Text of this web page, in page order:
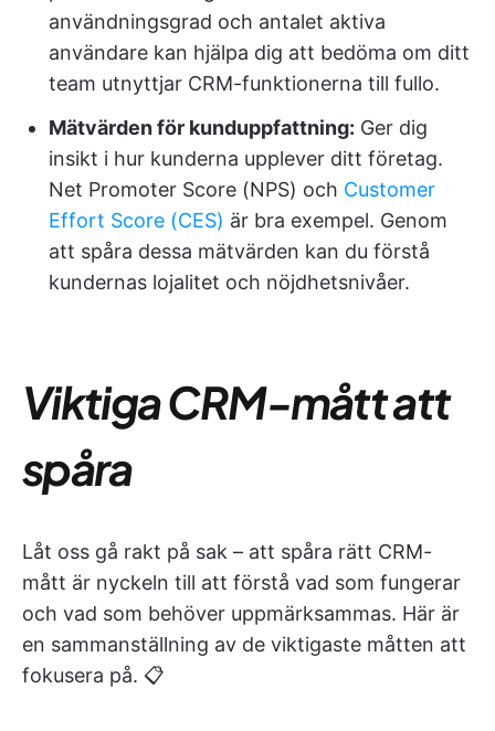
användningsgrad och antalet aktiva
användare kan hjälpa dig att bedöma om ditt
team utnyttjar CRM-funktionerna till fullo.
Mätvärden för kunduppfattning: Ger dig
insikt i hur kunderna upplever ditt företag.
Net Promoter Score (NPS) och Customer
Effort Score (CES) är bra exempel. Genom
att spåra dessa mätvärden kan du förstå
kundernas lojalitet och nöjdhetsnivåer.
Viktiga CRM-mått att
spåra
Låt oss gå rakt på sak – att spåra rätt CRM-
mått är nyckeln till att förstå vad som fungerar
och vad som behöver uppmärksammas. Här är
en sammanställning av de viktigaste måtten att
fokusera på. 📋